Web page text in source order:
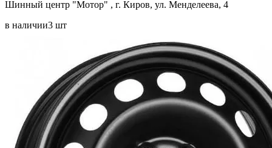
Шинный центр "Мотор" , г. Киров, ул. Менделеева, 4
в наличии3 шт